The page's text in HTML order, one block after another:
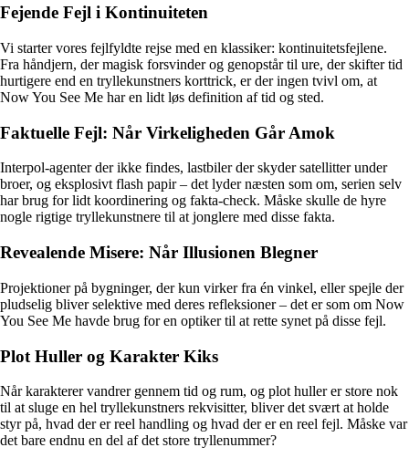
Fejende Fejl i Kontinuiteten
Vi starter vores fejlfyldte rejse med en klassiker: kontinuitetsfejlene.
Fra håndjern, der magisk forsvinder og genopstår til ure, der skifter tid
hurtigere end en tryllekunstners korttrick, er der ingen tvivl om, at
Now You See Me har en lidt løs definition af tid og sted.
Faktuelle Fejl: Når Virkeligheden Går Amok
Interpol-agenter der ikke findes, lastbiler der skyder satellitter under
broer, og eksplosivt flash papir – det lyder næsten som om, serien selv
har brug for lidt koordinering og fakta-check. Måske skulle de hyre
nogle rigtige tryllekunstnere til at jonglere med disse fakta.
Revealende Misere: Når Illusionen Blegner
Projektioner på bygninger, der kun virker fra én vinkel, eller spejle der
pludselig bliver selektive med deres refleksioner – det er som om Now
You See Me havde brug for en optiker til at rette synet på disse fejl.
Plot Huller og Karakter Kiks
Når karakterer vandrer gennem tid og rum, og plot huller er store nok
til at sluge en hel tryllekunstners rekvisitter, bliver det svært at holde
styr på, hvad der er reel handling og hvad der er en reel fejl. Måske var
det bare endnu en del af det store tryllenummer?